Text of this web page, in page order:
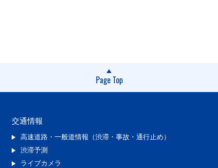
Page Top
交通情報
高速道路・一般道情報（渋滞・事故・通行止め）
渋滞予測
ライブカメラ